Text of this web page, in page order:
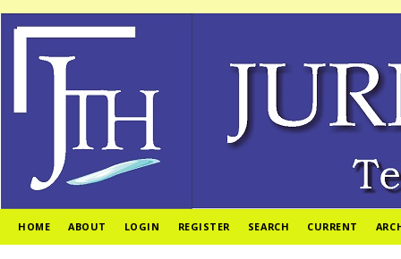
HOME ABOUT LOGIN REGISTER SEARCH CURRENT